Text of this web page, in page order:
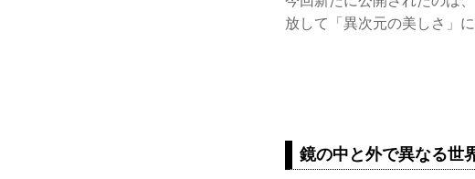
放して「異次元の美しさ」
鏡の中と外で異なる世